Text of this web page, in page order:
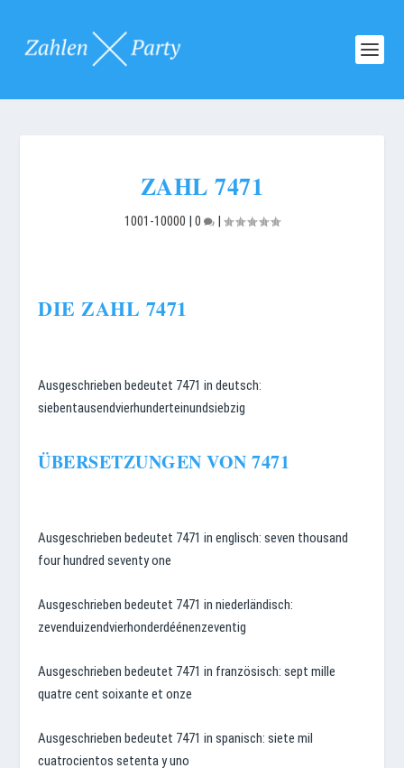
ZAHL 7471
1001-10000 | 0 |
DIE ZAHL 7471
Ausgeschrieben bedeutet 7471 in deutsch:
siebentausendvierhunderteinundsiebzig
ÜBERSETZUNGEN VON 7471
Ausgeschrieben bedeutet 7471 in englisch: seven thousand
four hundred seventy one
Ausgeschrieben bedeutet 7471 in niederländisch:
zevenduizendvierhonderdéénenzeventig
Ausgeschrieben bedeutet 7471 in französisch: sept mille
quatre cent soixante et onze
Ausgeschrieben bedeutet 7471 in spanisch: siete mil
cuatrocientos setenta y uno